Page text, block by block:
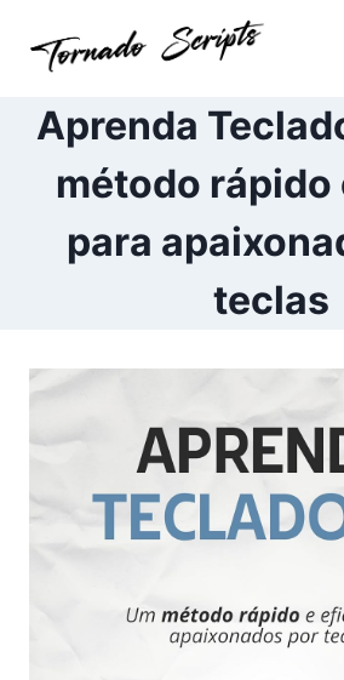
para
Conteúdo
Aprenda
método rápido
para
teclas